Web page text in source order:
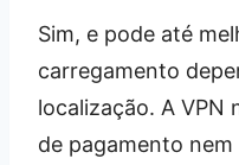
Sim, e pode até
carregamento
localização. A VPN
de pagamento